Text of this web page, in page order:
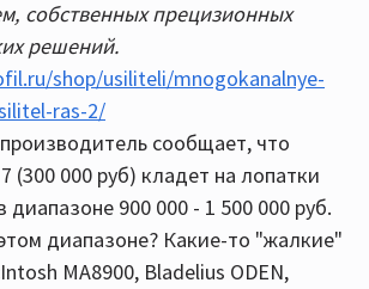
собственных прецизионных
решений.
shop/usiliteli/mnogokanalnye-
ras-2/
сообщает, что
(300 000 руб) кладет на лопатки
диапазоне 900 000 - 1 500 000 руб.
диапазоне? Какие-то "жалкие"
MA8900, Bladelius ODEN,